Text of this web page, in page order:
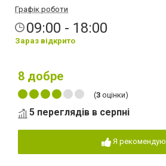
Графік роботи
09:00 - 18:00
Зараз відкрито
8 добре
(3 оцінки)
5 переглядів в серпні
Я рекомендую